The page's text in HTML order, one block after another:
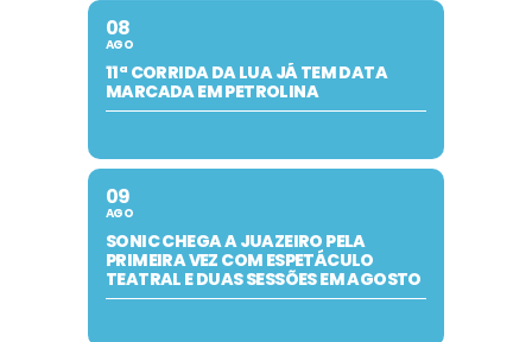
08
AGO
11ª CORRIDA DA LUA JÁ TEM DATA
MARCADA EM PETROLINA
09
AGO
SONIC CHEGA A JUAZEIRO PELA
PRIMEIRA VEZ COM ESPETÁCULO
TEATRAL E DUAS SESSÕES EM AGOSTO